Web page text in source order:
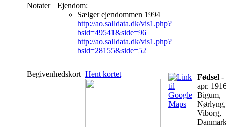
Notater
Ejendom:
Sælger ejendommen 1994
http://ao.salldata.dk/vis1.php?
bsid=49541&side=96
http://ao.salldata.dk/vis1.php?
bsid=28155&side=52
Begivenhedskort Hent kortet Fødsel -
apr.
Bigum,
Nørlyng,
Viborg,